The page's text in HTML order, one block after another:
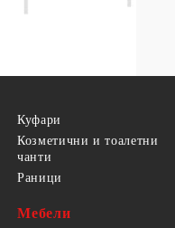
Куфари
Козметични и тоалетни
чанти
Раници
Мебели